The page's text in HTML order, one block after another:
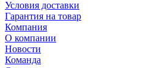
Условия доставки
Гарантия на товар
Компания
О компании
Новости
Команда